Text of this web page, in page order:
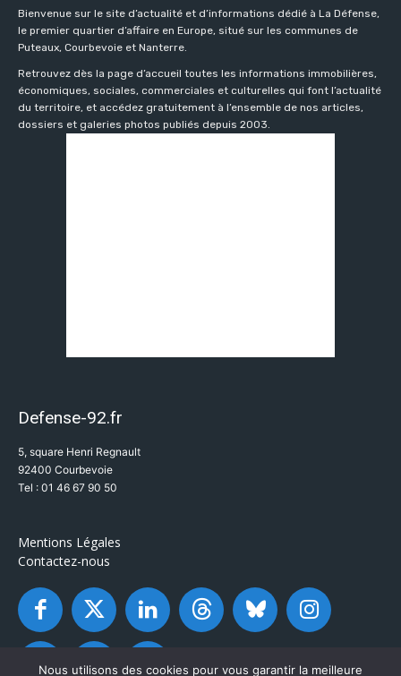
Bienvenue sur le site d’actualité et d’informations dédié à La Défense,
le premier quartier d’affaire en Europe, situé sur les communes de
Puteaux, Courbevoie et Nanterre.
Retrouvez dès la page d’accueil toutes les informations immobilières,
économiques, sociales, commerciales et culturelles qui font l’actualité
du territoire, et accédez gratuitement à l’ensemble de nos articles,
dossiers et galeries photos publiés depuis 2003.
Defense-92.fr
5, square Henri Regnault
92400 Courbevoie
Tel : 01 46 67 90 50
Mentions Légales
Contactez-nous
Nous utilisons des cookies pour vous garantir la meilleure